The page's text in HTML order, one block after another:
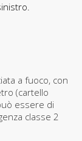
.
a fuoco, con
(cartello
essere di
classe 2